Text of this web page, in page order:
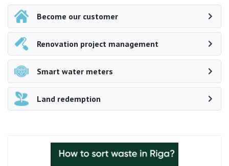
Become our customer
Renovation project management
Smart water meters
Land redemption